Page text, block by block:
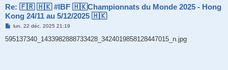
Re: 🇫🇷 🇭🇰 #IBF 🇭🇰Championnats du Monde 2025 - Hong
Kong 24/11 au 5/12/2025 🇭🇰
M
s
lun. 22 déc. 2025 21:19
595137340_1433982888733428_3424019858128447015_n.jpg